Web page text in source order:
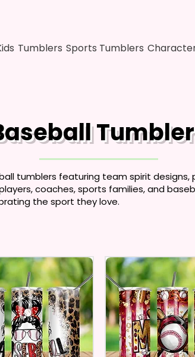
Tumblers Sports Tumblers
tumblers featuring team spirit designs,
coaches, sports families, and
the sport they love.